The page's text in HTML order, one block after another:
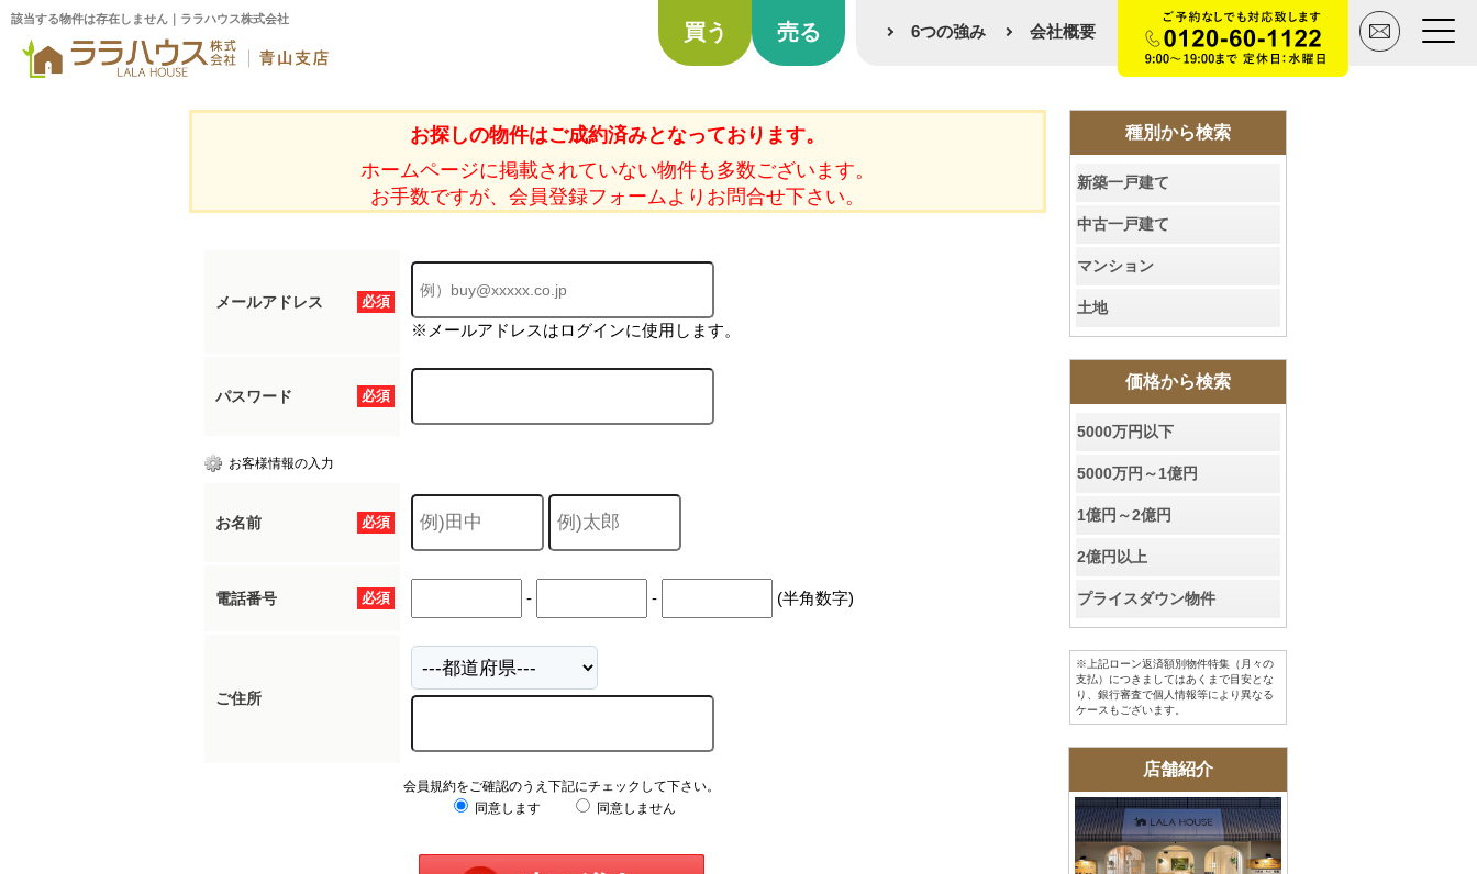
該当する物件は存在しません｜ララハウス株式会社
買う 売る 6つの強み 会社概要
トップページ
買いたい
売りたい
お客様の声
お知らせ
来店予約
お気に入り物件
会員登録
ログイン
お探しの物件はご成約済みとなっております。
ホームページに掲載されていない物件も多数ございます。
お手数ですが、会員登録フォームよりお問合せ下さい。
必須
メールアドレス
※メールアドレスはログインに使用します。
必須
パスワード
お客様情報の入力
必須
お名前
必須
電話番号 - - (半角数字)
ご住所
会員規約をご確認のうえ下記にチェックして下さい。
同意します
同意しません
種別から検索
新築一戸建て
中古一戸建て
マンション
土地
価格から検索
5000万円以下
5000万円～1億円
1億円～2億円
2億円以上
プライスダウン物件
※上記ローン返済額別物件特集（月々の
支払）につきましてはあくまで目安とな
り、銀行審査で個人情報等により異なる
ケースもございます。
店舗紹介